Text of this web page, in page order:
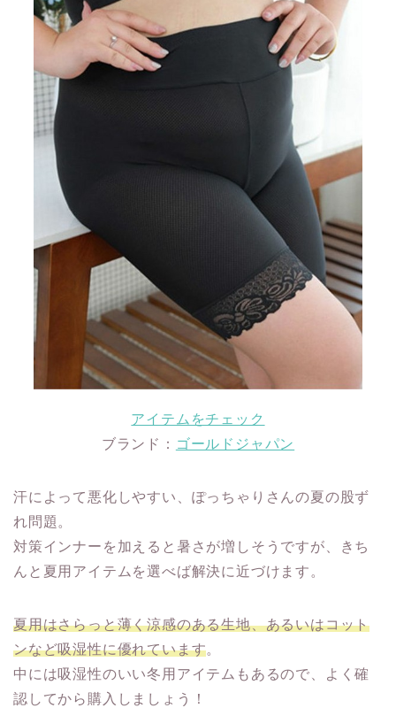
アイテムをチェック
ブランド： ゴールドジャパン
汗によって悪化しやすい、ぽっちゃりさんの夏の股ず
れ問題。
対策インナーを加えると暑さが増しそうですが、きち
んと夏用アイテムを選べば解決に近づけます。
夏用はさらっと薄く涼感のある生地、あるいはコット
ンなど吸湿性に優れています。
中には吸湿性のいい冬用アイテムもあるので、よく確
認してから購入しましょう！